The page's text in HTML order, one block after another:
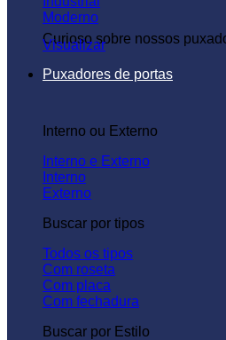
Moderno
Curioso sobre nossos
Visualizar
Puxadores de portas
Interno ou Externo
Interno e Externo
Interno
Externo
Buscar por tipos
Todos os tipos
Com roseta
Com placa
Com fechadura
Buscar por Estilo